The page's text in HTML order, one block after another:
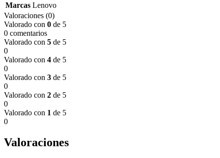
Marcas Lenovo
Valoraciones (0)
Valorado con 0 de 5
0 comentarios
Valorado con 5 de 5
0
Valorado con 4 de 5
0
Valorado con 3 de 5
0
Valorado con 2 de 5
0
Valorado con 1 de 5
0
Valoraciones